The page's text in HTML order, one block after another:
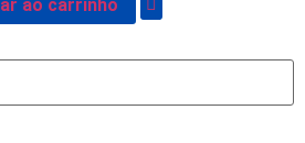
ao carrinho